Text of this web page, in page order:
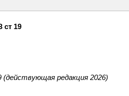
ст 19
редакция 2026)